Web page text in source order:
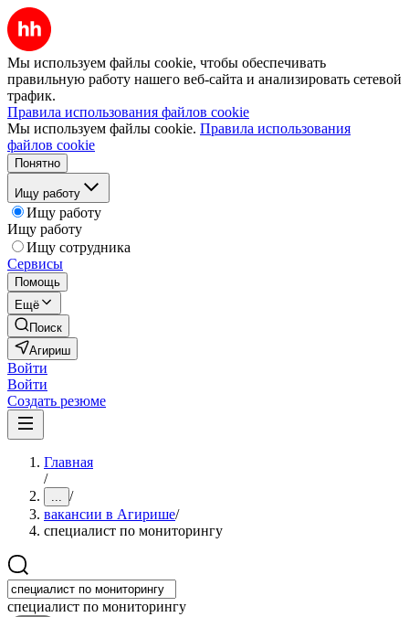
Мы используем файлы cookie, чтобы обеспечивать
правильную работу нашего веб-сайта и анализировать сетевой
трафик.
Правила использования файлов cookie
Мы используем файлы cookie. Правила использования
файлов cookie
Понятно
Ищу работу
Ищу работу
Ищу работу
Ищу сотрудника
Сервисы
Помощь
Ещё
Поиск
Агириш
Войти
Войти
Создать резюме
Главная
/
... /
вакансии в Агирише/
специалист по мониторингу
специалист по мониторингу